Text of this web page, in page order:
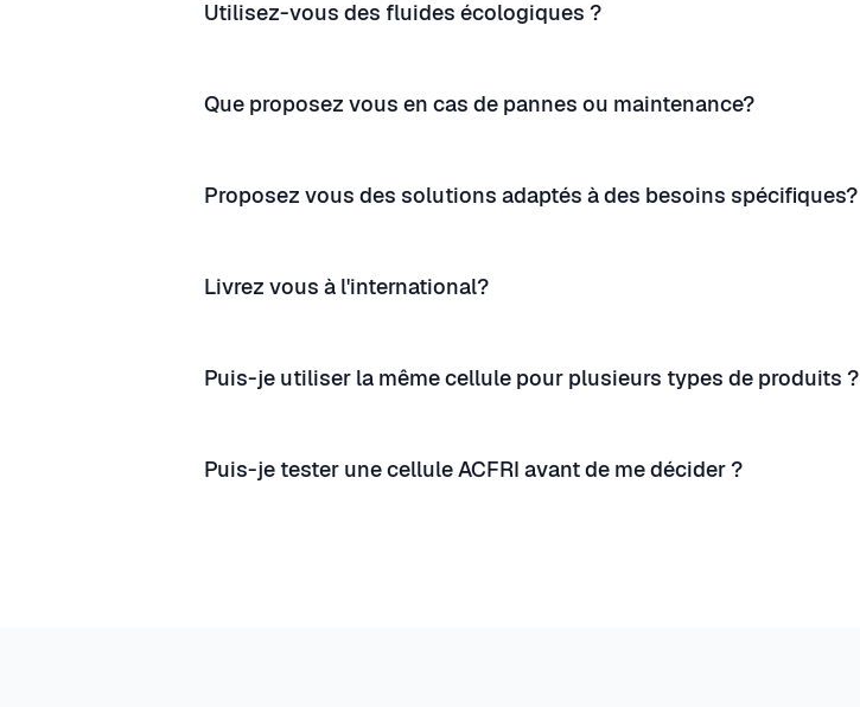
Utilisez-vous des fluides écologiques ?
Que proposez vous en cas de pannes ou maintenance?
Proposez vous des solutions adaptés à des besoins spécifiques?
Livrez vous à l'international?
Puis-je utiliser la même cellule pour plusieurs types de produits ?
Puis-je tester une cellule ACFRI avant de me décider ?